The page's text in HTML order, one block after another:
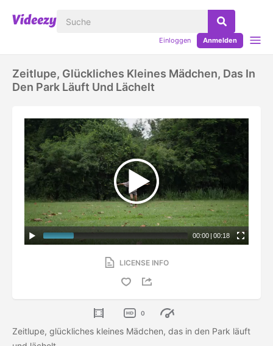
Einloggen Anmelden
Zeitlupe, Glückliches Kleines Mädchen, Das In
Den Park Läuft Und Lächelt
00:00 | 00:18
LICENSE INFO
0
Zeitlupe, glückliches kleines Mädchen, das in den Park läuft